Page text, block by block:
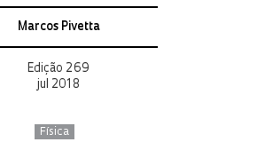
Marcos Pivetta
Edição 269
jul 2018
Física